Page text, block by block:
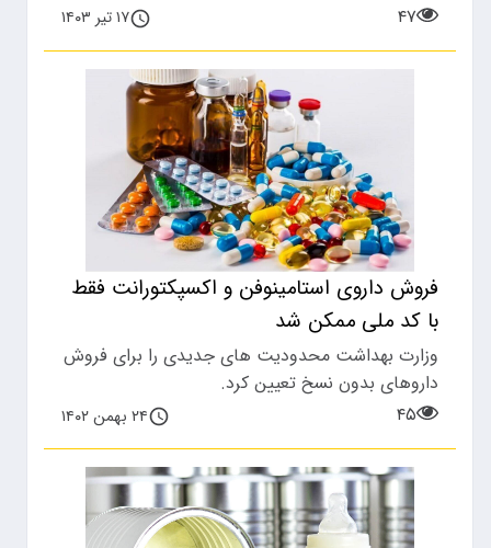
۴۷
۱۷ تیر ۱۴۰۳
فروش داروی استامینوفن و اکسپکتورانت فقط
با کد ملی ممکن شد
وزارت بهداشت محدودیت های جدیدی را برای فروش
داروهای بدون نسخ تعیین کرد.
۴۵
۲۴ بهمن ۱۴۰۲